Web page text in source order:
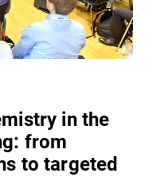
in the
from
to targeted